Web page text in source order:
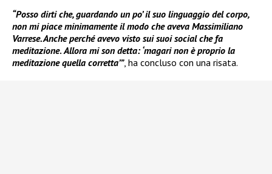
“Posso dirti che, guardando un po’ il suo linguaggio del corpo,
non mi piace minimamente il modo che aveva Massimiliano
Varrese. Anche perché avevo visto sui suoi social che fa
meditazione. Allora mi son detta: ‘magari non è proprio la
meditazione quella corretta’”, ha concluso con una risata.